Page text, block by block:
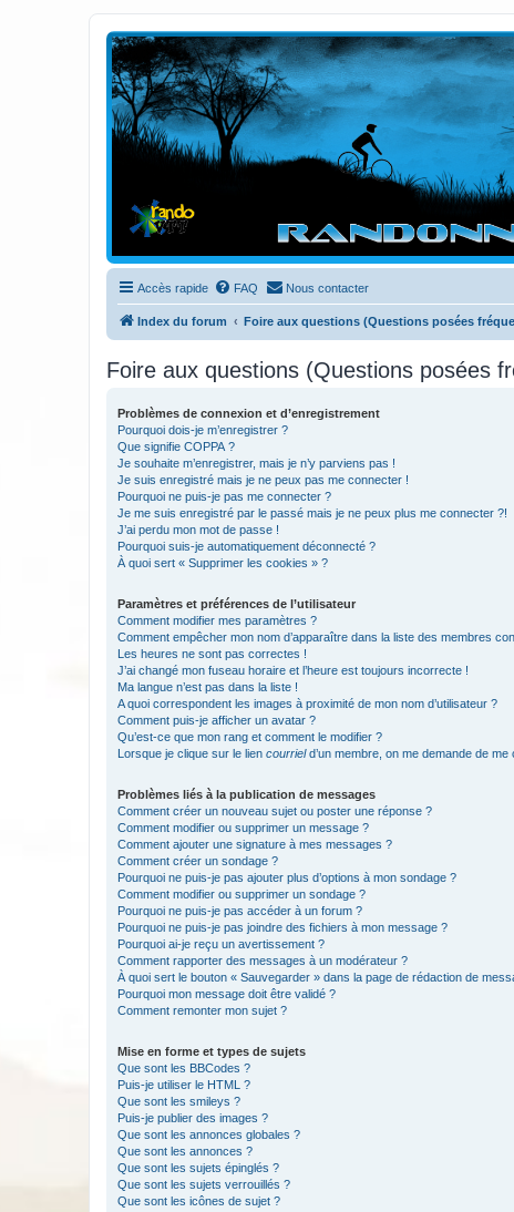
Randovttfree.fr
Bienvenue sur le site des randos vtt et pédestre de Bretagne . Bonne
Accès rapide FAQ Nous contacter
Index du forum Foire aux questions (Questions posées
Foire aux questions (Questions posées
Problèmes de connexion et d’enregistrement
Pourquoi dois-je m’enregistrer ?
Que signifie COPPA ?
Je souhaite m’enregistrer, mais je n’y parviens pas !
Je suis enregistré mais je ne peux pas me connecter !
Pourquoi ne puis-je pas me connecter ?
Je me suis enregistré par le passé mais je ne peux plus me connecter ?!
J’ai perdu mon mot de passe !
Pourquoi suis-je automatiquement déconnecté ?
À quoi sert « Supprimer les cookies » ?
Paramètres et préférences de l’utilisateur
Comment modifier mes paramètres ?
Comment empêcher mon nom d’apparaître dans la liste des membres
Les heures ne sont pas correctes !
J’ai changé mon fuseau horaire et l’heure est toujours incorrecte !
Ma langue n’est pas dans la liste !
A quoi correspondent les images à proximité de mon nom d’utilisateur ?
Comment puis-je afficher un avatar ?
Qu’est-ce que mon rang et comment le modifier ?
Lorsque je clique sur le lien courrield’un membre, on me demande de me
Problèmes liés à la publication de messages
Comment créer un nouveau sujet ou poster une réponse ?
Comment modifier ou supprimer un message ?
Comment ajouter une signature à mes messages ?
Comment créer un sondage ?
Pourquoi ne puis-je pas ajouter plus d’options à mon sondage ?
Comment modifier ou supprimer un sondage ?
Pourquoi ne puis-je pas accéder à un forum ?
Pourquoi ne puis-je pas joindre des fichiers à mon message ?
Pourquoi ai-je reçu un avertissement ?
Comment rapporter des messages à un modérateur ?
À quoi sert le bouton « Sauvegarder » dans la page de rédaction de
Pourquoi mon message doit être validé ?
Comment remonter mon sujet ?
Mise en forme et types de sujets
Que sont les BBCodes ?
Puis-je utiliser le HTML ?
Que sont les smileys ?
Puis-je publier des images ?
Que sont les annonces globales ?
Que sont les annonces ?
Que sont les sujets épinglés ?
Que sont les sujets verrouillés ?
Que sont les icônes de sujet ?